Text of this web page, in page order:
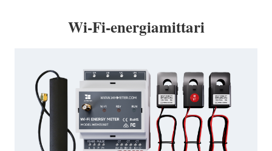
Wi-Fi-energiamittari